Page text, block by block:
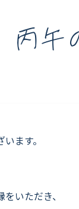
午
ます。
いただき、